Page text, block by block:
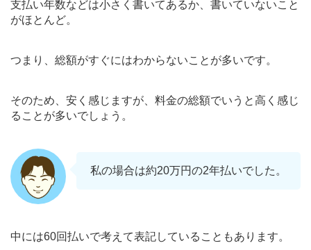
支払い年数などは小さく書いてあるか、書いていないこと
がほとんど。
つまり、総額がすぐにはわからないことが多いです。
そのため、安く感じますが、料金の総額でいうと高く感じ
ることが多いでしょう。
私の場合は約20万円の2年払いでした。
中には60回払いで考えて表記していることもあります。